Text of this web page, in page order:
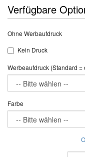
Verfügbare
Ohne Werbaufdruck
Kein Druck
Werbeaufdruck (Standard
Farbe